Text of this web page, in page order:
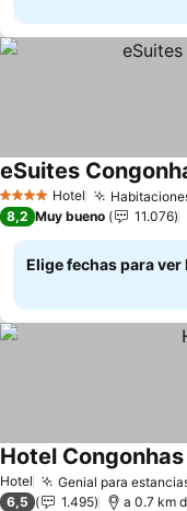
4 EstrellasHotel
eSuites
8,2 Muy bueno 11.076
Elige fechas para
Hotel Genial para
Hotel Congonhas
6,5 1.495 a 0.7 km